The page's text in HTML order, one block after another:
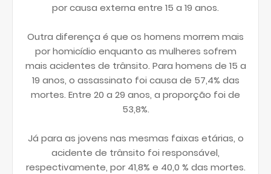
por causa externa entre 15 a 19 anos.
Outra diferença é que os homens morrem mais
por homicídio enquanto as mulheres sofrem
mais acidentes de trânsito. Para homens de 15 a
19 anos, o assassinato foi causa de 57,4% das
mortes. Entre 20 a 29 anos, a proporção foi de
53,8%.
Já para as jovens nas mesmas faixas etárias, o
acidente de trânsito foi responsável,
respectivamente, por 41,8% e 40,0 % das mortes.